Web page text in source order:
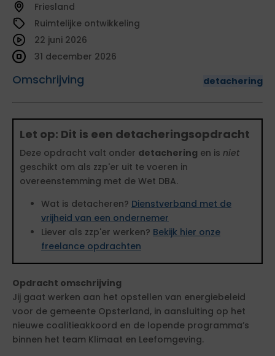
Friesland
Ruimtelijke ontwikkeling
Omschrijving detachering
22 juni 2026
31 december 2026
Let op: Dit is een detacheringsopdracht
Deze opdracht valt onder detachering en is niet
geschikt om als zzp'er uit te voeren in
overeenstemming met de Wet DBA.
Wat is detacheren? Dienstverband met de
vrijheid van een ondernemer
Liever als zzp'er werken? Bekijk hier onze
freelance opdrachten
Opdracht omschrijving
Jij gaat werken aan het opstellen van energiebeleid
voor de gemeente Opsterland, in aansluiting op het
nieuwe coalitieakkoord en de lopende programma’s
binnen het team Klimaat en Leefomgeving.